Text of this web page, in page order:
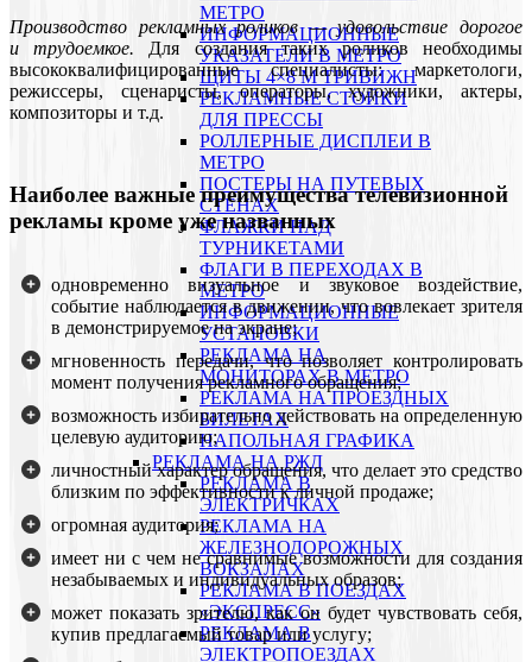
МЕТРО
ИНФОРМАЦИОННЫЕ
УКАЗАТЕЛИ В МЕТРО
ЩИТЫ 4×8 М ТРИВИЖН
РЕКЛАМНЫЕ СТОЙКИ
ДЛЯ ПРЕССЫ
РОЛЛЕРНЫЕ ДИСПЛЕИ В
МЕТРО
ПОСТЕРЫ НА ПУТЕВЫХ
СТЕНАХ
ФЛАЖКИ НАД
ТУРНИКЕТАМИ
ФЛАГИ В ПЕРЕХОДАХ В
МЕТРО
ИНФОРМАЦИОННЫЕ
УСТАНОВКИ
РЕКЛАМА НА
МОНИТОРАХ В МЕТРО
РЕКЛАМА НА ПРОЕЗДНЫХ
БИЛЕТАХ
НАПОЛЬНАЯ ГРАФИКА
РЕКЛАМА НА РЖД
РЕКЛАМА В
ЭЛЕКТРИЧКАХ
РЕКЛАМА НА
ЖЕЛЕЗНОДОРОЖНЫХ
ВОКЗАЛАХ
РЕКЛАМА В ПОЕЗДАХ
«ЭКСПРЕСС»
РЕКЛАМА В
ЭЛЕКТРОПОЕЗДАХ
Производство рекламных роликов — удовольствие дорогое
и трудоемкое. Для создания таких роликов необходимы
высококвалифицированные специалисты: маркетологи,
режиссеры, сценаристы, операторы, художники, актеры,
композиторы и т.д.
Наиболее важные преимущества телевизионной
рекламы кроме уже названных
одновременно визуальное и звуковое воздействие,
событие наблюдается в движении, что вовлекает зрителя
в демонстрируемое на экране;
мгновенность передачи, что позволяет контролировать
момент получения рекламного обращения;
возможность избирательно действовать на определенную
целевую аудиторию;
личностный характер обращения, что делает это средство
близким по эффективности к личной продаже;
огромная аудитория;
имеет ни с чем не сравнимые возможности для создания
незабываемых и индивидуальных образов;
может показать зрителю, как он будет чувствовать себя,
купив предлагаемый товар или услугу;